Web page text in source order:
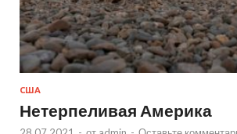
США
Нетерпеливая Америка